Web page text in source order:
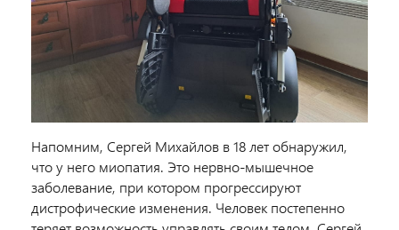
Напомним, Сергей Михайлов в 18 лет обнаружил,
что у него миопатия. Это нервно-мышечное
заболевание, при котором прогрессируют
дистрофические изменения. Человек постепенно